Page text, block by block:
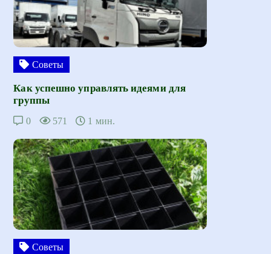
Советы
Как успешно управлять идеями для
группы
0 571 1 мин.
Советы